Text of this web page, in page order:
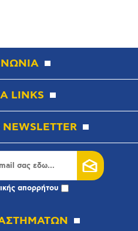
LINKS
απορρήτου